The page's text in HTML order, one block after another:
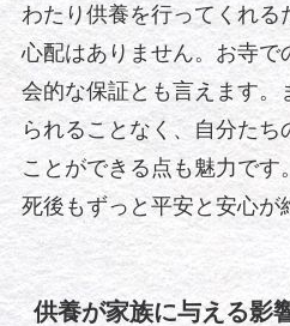
わたり供養を行ってくれる
心配はありません。お寺で
会的な保証とも言えます。
られることなく、自分た
ことができる点も魅力で
死後もずっと平安と安心が
供養が家族に与える影